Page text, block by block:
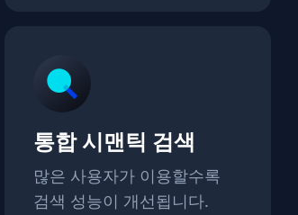
통합 시맨틱 검색
많은 사용자가 이용할수록
검색 성능이 개선됩니다.